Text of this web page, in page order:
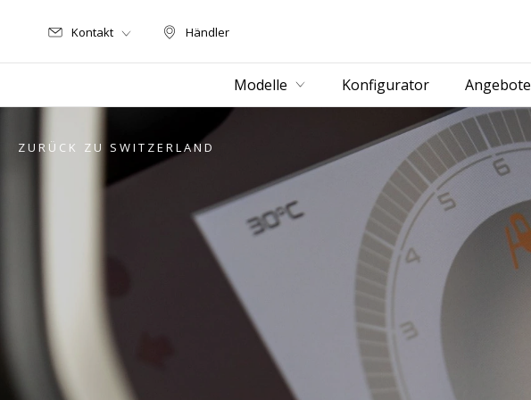
Händler
Händler
Kontakt
Modelle Konfigurator Angebote
ZURÜCK ZU SWITZERLAND